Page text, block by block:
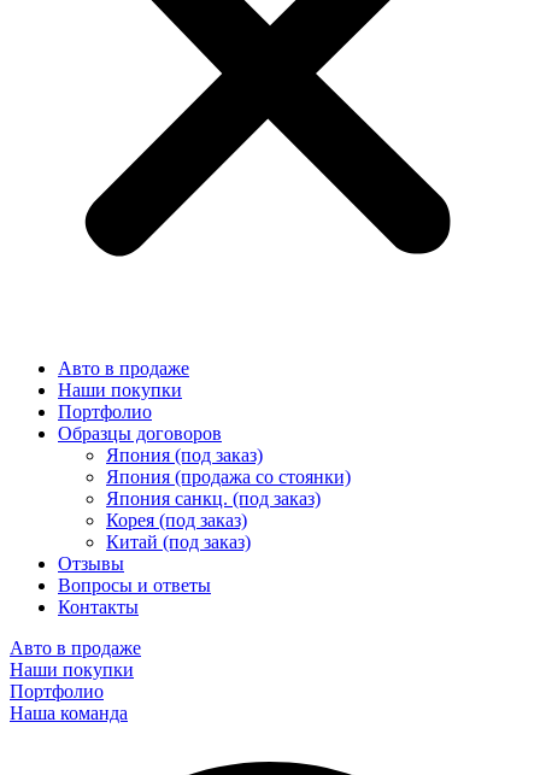
Авто в продаже
Наши покупки
Портфолио
Образцы договоров
Япония (под заказ)
Япония (продажа со стоянки)
Япония санкц. (под заказ)
Корея (под заказ)
Китай (под заказ)
Отзывы
Вопросы и ответы
Контакты
Авто в продаже
Наши покупки
Портфолио
Наша команда